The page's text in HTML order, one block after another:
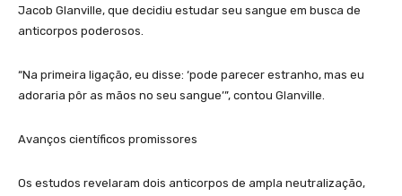
Jacob Glanville, que decidiu estudar seu sangue em busca de
anticorpos poderosos.
“Na primeira ligação, eu disse: ‘pode parecer estranho, mas eu
adoraria pôr as mãos no seu sangue’”, contou Glanville.
Avanços científicos promissores
Os estudos revelaram dois anticorpos de ampla neutralização,